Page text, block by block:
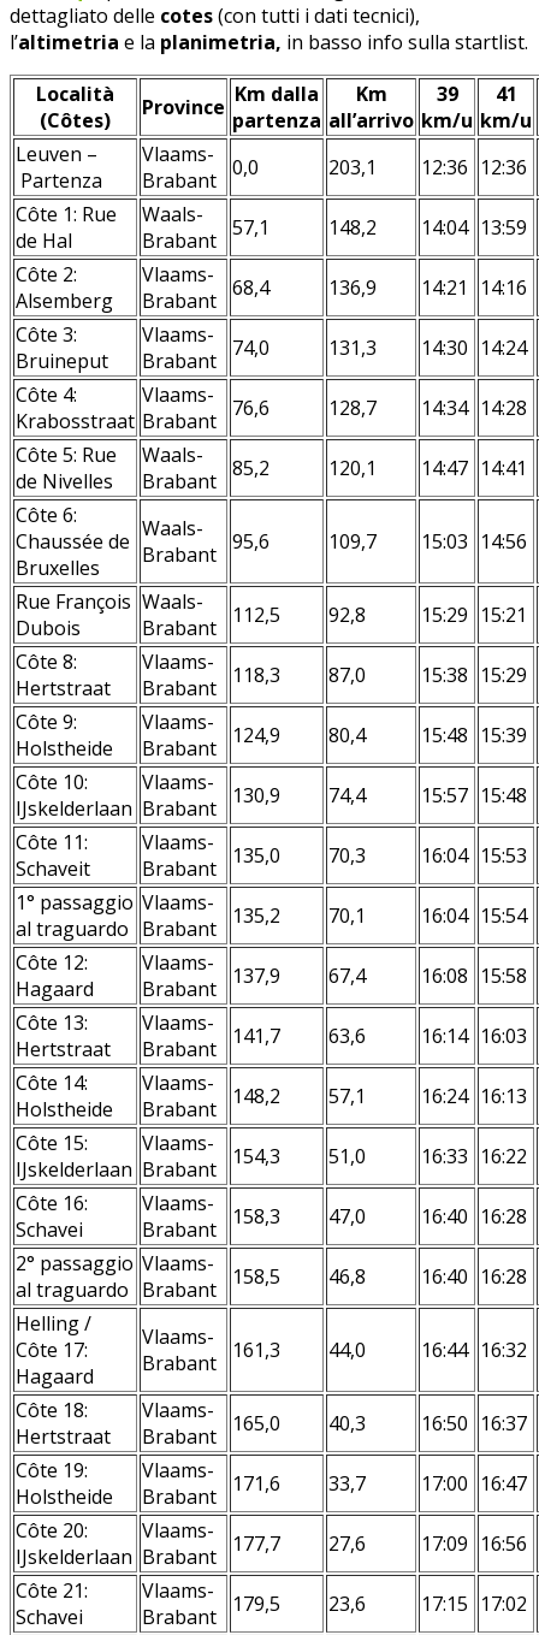
dettagliato delle cotes(con tutti i dati tecnici),
l’altimetria e la planimetria, in basso info sulla startlist.
Località
(Côtes)
Province Km dalla
partenza
Km
all’arrivo
39
km/u
41
km/u
Leuven –
Partenza
Vlaams-
Brabant 0,0 203,1 12:36 12:36
Côte 1: Rue
de Hal
Waals-
Brabant 57,1 148,2 14:04 13:59
Côte 2:
Alsemberg
Vlaams-
Brabant 68,4 136,9 14:21
14:16
Côte 3:
Bruineput
Vlaams-
Brabant
74,0 131,3 14:30 14:24
Côte 4:
Krabosstraat
Vlaams-
Brabant
76,6 128,7 14:34 14:28
Côte 5: Rue
de Nivelles
Waals-
Brabant 85,2 120,1 14:47 14:41
Côte 6:
Chaussée de
Bruxelles
Waals-
Brabant 95,6 109,7 15:03 14:56
Rue François
Dubois
Waals-
Brabant
112,5 92,8 15:29 15:21
Côte 8:
Hertstraat
Vlaams-
Brabant
118,3 87,0 15:38 15:29
Côte 9:
Holstheide
Vlaams-
Brabant
124,9 80,4 15:48 15:39
Côte 10:
IJskelderlaan
Vlaams-
Brabant
130,9 74,4 15:57 15:48
Côte 11:
Schaveit
Vlaams-
Brabant
135,0 70,3 16:04 15:53
1° passaggio
al traguardo
Vlaams-
Brabant
135,2 70,1 16:04 15:54
Côte 12:
Hagaard
Vlaams-
Brabant
137,9 67,4 16:08 15:58
Côte 13:
Hertstraat
Vlaams-
Brabant
141,7 63,6 16:14 16:03
Côte 14:
Holstheide
Vlaams-
Brabant
148,2 57,1 16:24 16:13
Côte 15:
IJskelderlaan
Vlaams-
Brabant
154,3 51,0 16:33 16:22
Côte 16:
Schavei
Vlaams-
Brabant
158,3 47,0 16:40 16:28
2° passaggio
al traguardo
Vlaams-
Brabant
158,5 46,8 16:40 16:28
Helling /
Côte 17:
Hagaard
Vlaams-
Brabant
161,3 44,0 16:44 16:32
Côte 18:
Hertstraat
Vlaams-
Brabant
165,0 40,3 16:50 16:37
Côte 19:
Holstheide
Vlaams-
Brabant
171,6 33,7 17:00 16:47
Côte 20:
IJskelderlaan
Vlaams-
Brabant
177,7 27,6 17:09 16:56
Côte 21:
Schavei
Vlaams-
Brabant
179,5 23,6 17:15 17:02